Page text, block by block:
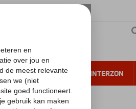
ALL INCLUSIVE WINTERZON